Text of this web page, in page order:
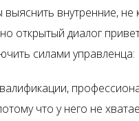
внутренние, не
открытый диалог
силами управленца:
что у него не